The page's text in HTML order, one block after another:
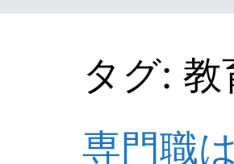
タグ: 教
専門職